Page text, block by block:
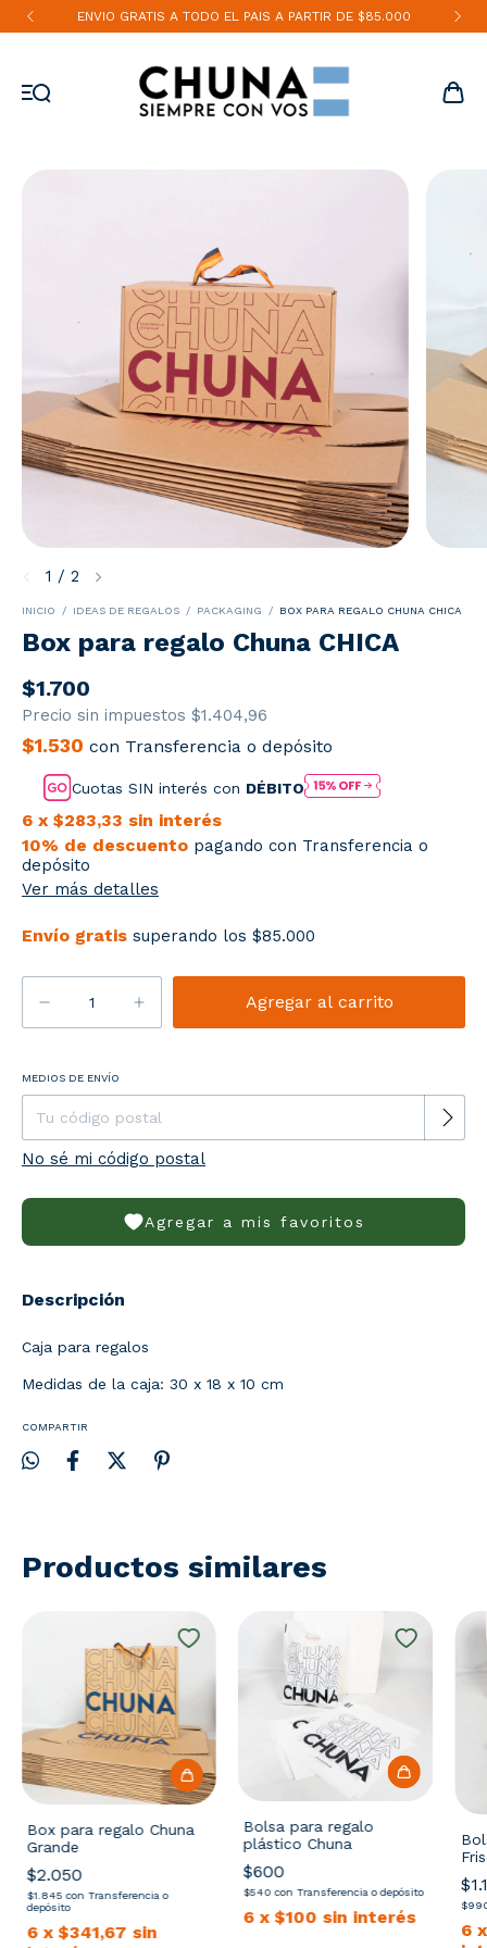
ENVIO GRATIS A TODO EL PAIS A PARTIR DE $85.000
1 / 2
INICIO / IDEAS DE REGALOS / PACKAGING / BOX PARA REGALO CHUNA CHICA
Box para regalo Chuna CHICA
$1.700
Precio sin impuestos $1.404,96
$1.530 con Transferencia o depósito
Cuotas SIN interés con DÉBITO
6 x $283,33 sin interés
10% de descuento pagando con Transferencia o
depósito
Ver más detalles
Envío gratis superando los $85.000
Entregas para el CP:
MEDIOS DE ENVÍO
No sé mi código postal
Agregar a mis favoritos
Descripción
Caja para regalos
Medidas de la caja: 30 x 18 x 10 cm
COMPARTIR
Productos similares
Box para regalo Chuna
Grande
$2.050
$1.845con Transferencia o
depósito
6 x$341,67 sin
Bolsa para regalo
plástico Chuna
$600
$540con Transferencia o depósito
6 x$100 sin interés
6